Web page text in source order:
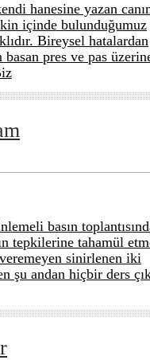
hanesine yazan
içinde bulunduğumuz
Bireysel hatalardan
pres ve pas
basın
tepkilerine tahamül
sinirlenen iki
şu andan hiçbir ders